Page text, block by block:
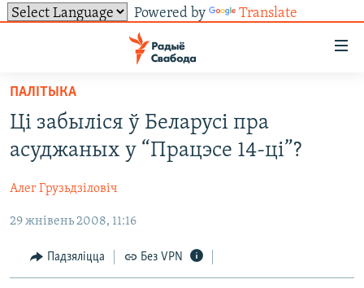
Powered by Translate
ўнівэрсальнага
доступу
Перайсьці
да
галоўнага
Перайсьці
да
навігацыі
Перайсьці
ЛЮДЗІ
ПАЛІТЫКА
ЭКАНОМІКА
ТОЛЬКІ НА СВАБОДЗЕ
БЛОГІ
ГІСТОРЫЯ НА СВАБОДЗЕ
ПАДКАСТЫ
СУВЯЗЬ
АБЫСЬЦІ БЛЯКАВАНЬНЕ
ПАДЗЯЛІЦЦА ІНФАРМАЦЫЯЙ
ПАДПІСАЦЦА
RSS
ПАДКАСТЫ
ПАЛІТЫКА
Ці забыліся ў Беларусі пра
асуджаных у “Працэсе 14-ці”?
Алег Грузьдзіловіч
29 жнівень 2008, 11:16
Падзяліцца Без VPN